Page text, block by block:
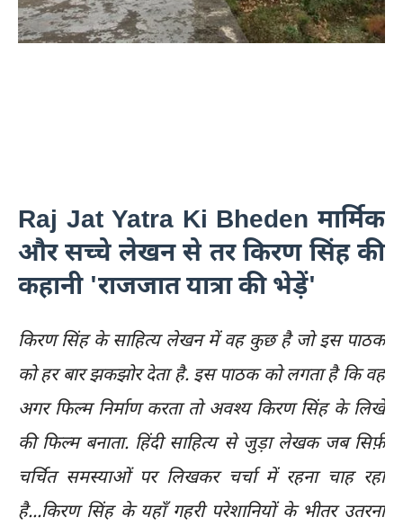
Raj Jat Yatra Ki Bheden मार्मिक
और सच्चे लेखन से तर किरण सिंह की
कहानी 'राजजात यात्रा की भेड़ें'
किरण सिंह के साहित्य लेखन में वह कुछ है जो इस पाठक
को हर बार झकझोर देता है. इस पाठक को लगता है कि वह
अगर फिल्म निर्माण करता तो अवश्य किरण सिंह के लिखे
की फिल्म बनाता. हिंदी साहित्य से जुड़ा लेखक जब सिर्फ़
चर्चित समस्याओं पर लिखकर चर्चा में रहना चाह रहा
है...किरण सिंह के यहाँ गहरी परेशानियों के भीतर उतरना